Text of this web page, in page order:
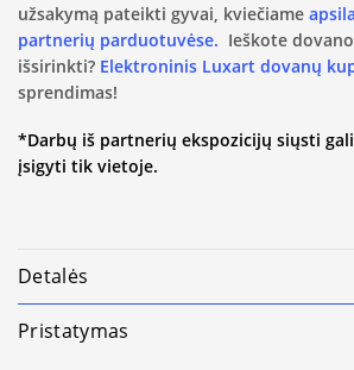
užsakymą pateikti gyvai, kviečiame
partnerių parduotuvėse. Ieškote
išsirinkti? Elektroninis Luxart dovanų
sprendimas!
*Darbų iš partnerių ekspozicijų siųsti
įsigyti tik vietoje.
Detalės
Pristatymas